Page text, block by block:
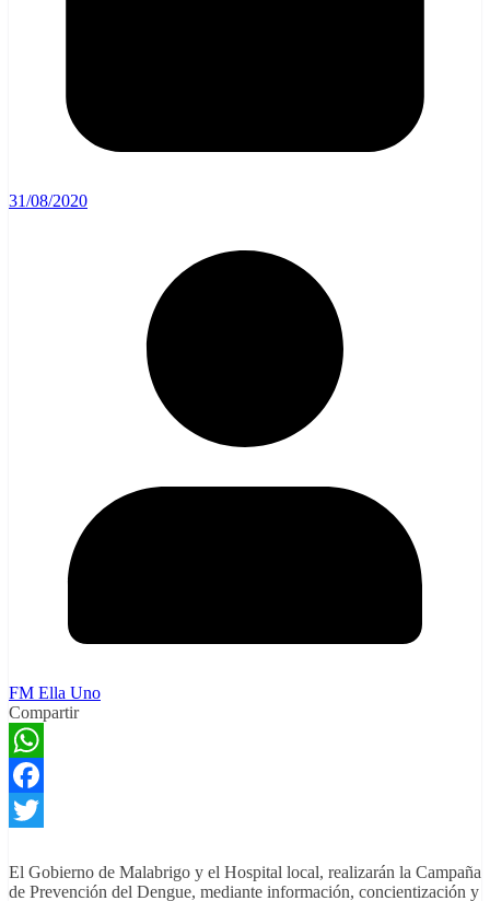
31/08/2020
FM Ella Uno
Compartir
WhatsApp
Facebook
El Gobierno de Malabrigo y el Hospital local, realizarán la Campaña
de Prevención del Dengue, mediante información, concientización y